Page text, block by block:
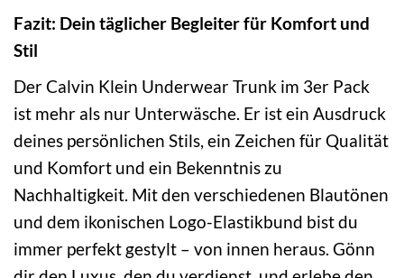
Fazit: Dein täglicher Begleiter für Komfort und
Stil
Der Calvin Klein Underwear Trunk im 3er Pack
ist mehr als nur Unterwäsche. Er ist ein Ausdruck
deines persönlichen Stils, ein Zeichen für Qualität
und Komfort und ein Bekenntnis zu
Nachhaltigkeit. Mit den verschiedenen Blautönen
und dem ikonischen Logo-Elastikbund bist du
immer perfekt gestylt – von innen heraus. Gönn